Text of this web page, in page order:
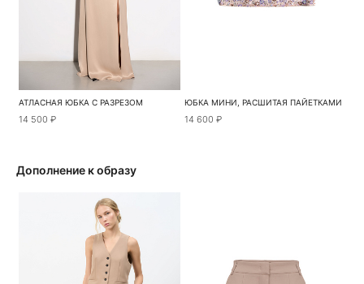
АТЛАСНАЯ ЮБКА С РАЗРЕЗОМ
14 500 ₽
ЮБКА МИНИ, РАСШИТАЯ ПАЙЕТКАМИ
14 600 ₽
Дополнение к образу